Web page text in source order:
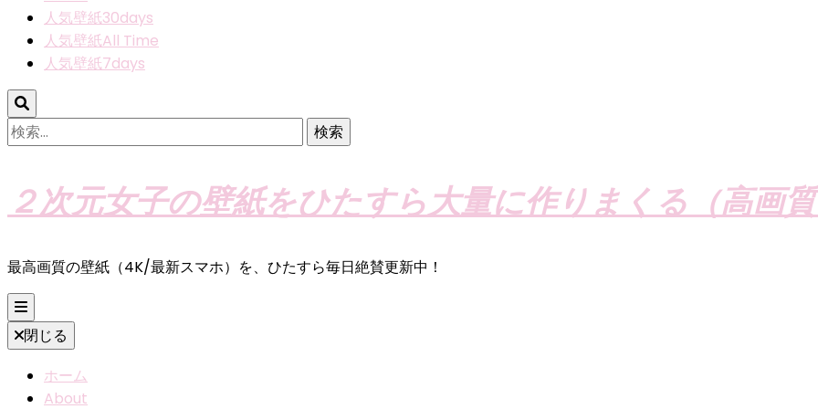
人気壁紙30days
人気壁紙All Time
人気壁紙7days
検
索:
２次元女子の壁紙をひたすら大量に作りまくる（高画
最高画質の壁紙（4K/最新スマホ）を、ひたすら毎日絶賛更新中！
閉じる
ホーム
About